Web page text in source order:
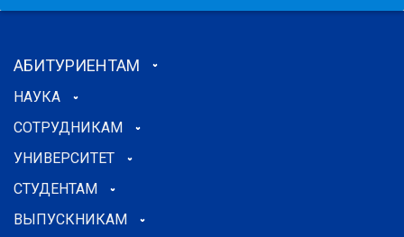
АБИТУРИЕНТАМ
НАУКА
СОТРУДНИКАМ
УНИВЕРСИТЕТ
СТУДЕНТАМ
ВЫПУСКНИКАМ